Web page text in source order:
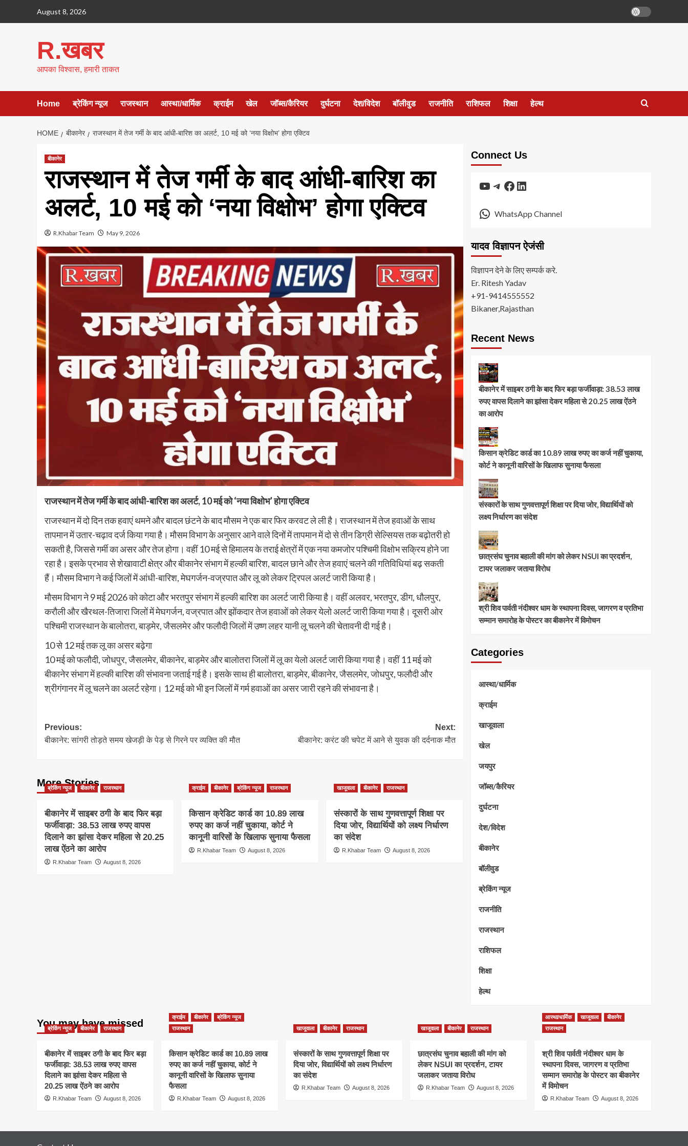
August 8, 2026
R.खबर
आपका विश्वास, हमारी ताकत
Home ब्रेकिंग न्यूज राजस्थान आस्था/धार्मिक क्राईम खेल जॉब्स/कैरियर दुर्घटना देश/विदेश बॉलीवुड राजनीति राशिफल शिक्षा हेल्थ
HOME बीकानेर राजस्थान में तेज गर्मी के बाद आंधी-बारिश का अलर्ट, 10 मई को ‘नया विक्षोभ’ होगा एक्टिव
बीकानेर
राजस्थान में तेज गर्मी के बाद आंधी-बारिश का
अलर्ट, 10 मई को ‘नया विक्षोभ’ होगा एक्टिव
R.Khabar Team May 9, 2026
राजस्थान में तेज गर्मी के बाद आंधी-बारिश का अलर्ट, 10 मई को ‘नया विक्षोभ’ होगा एक्टिव
राजस्थान में दो दिन तक हवाएं थमने और बादल छंटने के बाद मौसम ने एक बार फिर करवट ले ली है। राजस्थान में तेज हवाओं के साथ
तापमान में उतार-चढ़ाव दर्ज किया गया है। मौसम विभाग के अनुसार आने वाले दिनों में तापमान में दो से तीन डिग्री सेल्सियस तक बढ़ोतरी हो
सकती है, जिससे गर्मी का असर और तेज होगा। वहीं 10 मई से हिमालय के तराई क्षेत्रों में एक नया कमजोर पश्चिमी विक्षोभ सक्रिय होने जा
रहा है। इसके प्रभाव से शेखावाटी क्षेत्र और बीकानेर संभाग में हल्की बारिश, बादल छाने और तेज हवाएं चलने की गतिविधियां बढ़ सकती
हैं। मौसम विभाग ने कई जिलों में आंधी-बारिश, मेघगर्जन-वज्रपात और लू को लेकर ट्रिपल अलर्ट जारी किया है।
मौसम विभाग ने 9 मई 2026 को कोटा और भरतपुर संभाग में हल्की बारिश का अलर्ट जारी किया है। वहीं अलवर, भरतपुर, डीग, धौलपुर,
करौली और खैरथल-तिजारा जिलों में मेघगर्जन, वज्रपात और झोंकदार तेज हवाओं को लेकर येलो अलर्ट जारी किया गया है। दूसरी ओर
पश्चिमी राजस्थान के बालोतरा, बाड़मेर, जैसलमेर और फलौदी जिलों में उष्ण लहर यानी लू चलने की चेतावनी दी गई है।
10 से 12 मई तक लू का असर बढ़ेगा
10 मई को फलौदी, जोधपुर, जैसलमेर, बीकानेर, बाड़मेर और बालोतरा जिलों में लू का येलो अलर्ट जारी किया गया है। वहीं 11 मई को
बीकानेर संभाग में हल्की बारिश की संभावना जताई गई है। इसके साथ ही बालोतरा, बाड़मेर, बीकानेर, जैसलमेर, जोधपुर, फलौदी और
श्रीगंगानर में लू चलने का अलर्ट रहेगा। 12 मई को भी इन जिलों में गर्म हवाओं का असर जारी रहने की संभावना है।
Post
navigation
Previous:
बीकानेर: सांगरी तोड़ते समय खेजड़ी के पेड़ से गिरने पर व्यक्ति की मौत
Next:
बीकानेर: करंट की चपेट में आने से युवक की दर्दनाक मौत
More Stories
ब्रेकिंग न्यूज बीकानेर राजस्थान
बीकानेर में साइबर ठगी के बाद फिर बड़ा
फर्जीवाड़ा: 38.53 लाख रुपए वापस
दिलाने का झांसा देकर महिला से 20.25
लाख ऐंठने का आरोप
R.Khabar Team August 8, 2026
क्राईम बीकानेर ब्रेकिंग न्यूज राजस्थान
किसान क्रेडिट कार्ड का 10.89 लाख
रुपए का कर्ज नहीं चुकाया, कोर्ट ने
कानूनी वारिसों के खिलाफ सुनाया फैसला
R.Khabar Team August 8, 2026
खाजूवाला बीकानेर राजस्थान
संस्कारों के साथ गुणवत्तापूर्ण शिक्षा पर
दिया जोर, विद्यार्थियों को लक्ष्य निर्धारण
का संदेश
R.Khabar Team August 8, 2026
Connect Us
YouTube
Telegram
Facebook
LinkedIn
WhatsApp Channel
यादव विज्ञापन ऐजंसी
विज्ञापन देने के लिए सम्पर्क करे.
Er. Ritesh Yadav
+91-9414555552
Bikaner,Rajasthan
Recent News
बीकानेर में साइबर ठगी के बाद फिर बड़ा फर्जीवाड़ा: 38.53 लाख
रुपए वापस दिलाने का झांसा देकर महिला से 20.25 लाख ऐंठने
का आरोप
किसान क्रेडिट कार्ड का 10.89 लाख रुपए का कर्ज नहीं चुकाया,
कोर्ट ने कानूनी वारिसों के खिलाफ सुनाया फैसला
संस्कारों के साथ गुणवत्तापूर्ण शिक्षा पर दिया जोर, विद्यार्थियों को
लक्ष्य निर्धारण का संदेश
छात्रसंघ चुनाव बहाली की मांग को लेकर NSUI का प्रदर्शन,
टायर जलाकर जताया विरोध
श्री शिव पार्वती नंदीश्वर धाम के स्थापना दिवस, जागरण व प्रतिभा
सम्मान समारोह के पोस्टर का बीकानेर में विमोचन
Categories
आस्था/धार्मिक
क्राईम
खाजूवाला
खेल
जयपुर
जॉब्स/कैरियर
दुर्घटना
देश/विदेश
बीकानेर
बॉलीवुड
ब्रेकिंग न्यूज
राजनीति
राजस्थान
राशिफल
शिक्षा
हेल्थ
You may have missed
ब्रेकिंग न्यूज बीकानेर राजस्थान
बीकानेर में साइबर ठगी के बाद फिर बड़ा
फर्जीवाड़ा: 38.53 लाख रुपए वापस
दिलाने का झांसा देकर महिला से
20.25 लाख ऐंठने का आरोप
R.Khabar Team August 8, 2026
क्राईम बीकानेर
ब्रेकिंग न्यूज
राजस्थान
किसान क्रेडिट कार्ड का 10.89 लाख
रुपए का कर्ज नहीं चुकाया, कोर्ट ने
कानूनी वारिसों के खिलाफ सुनाया
फैसला
R.Khabar Team August 8, 2026
खाजूवाला बीकानेर राजस्थान
संस्कारों के साथ गुणवत्तापूर्ण शिक्षा पर
दिया जोर, विद्यार्थियों को लक्ष्य निर्धारण
का संदेश
R.Khabar Team August 8, 2026
खाजूवाला बीकानेर राजस्थान
छात्रसंघ चुनाव बहाली की मांग को
लेकर NSUI का प्रदर्शन, टायर
जलाकर जताया विरोध
R.Khabar Team August 8, 2026
आस्था/धार्मिक खाजूवाला
बीकानेर
राजस्थान
श्री शिव पार्वती नंदीश्वर धाम के
स्थापना दिवस, जागरण व प्रतिभा
सम्मान समारोह के पोस्टर का बीकानेर
में विमोचन
R.Khabar Team August 8, 2026